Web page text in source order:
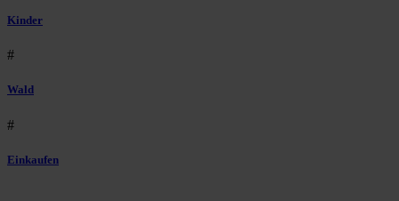
Kinder
#
Wald
#
Einkaufen